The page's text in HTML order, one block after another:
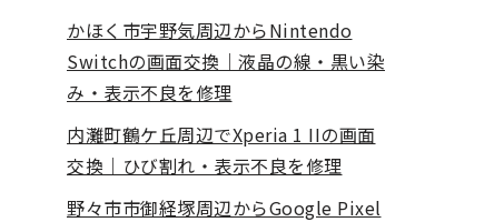
かほく市宇野気周辺からNintendo
Switchの画面交換｜液晶の線・黒い染
み・表示不良を修理
内灘町鶴ケ丘周辺でXperia 1 IIの画面
交換｜ひび割れ・表示不良を修理
野々市市御経塚周辺からGoogle Pixel